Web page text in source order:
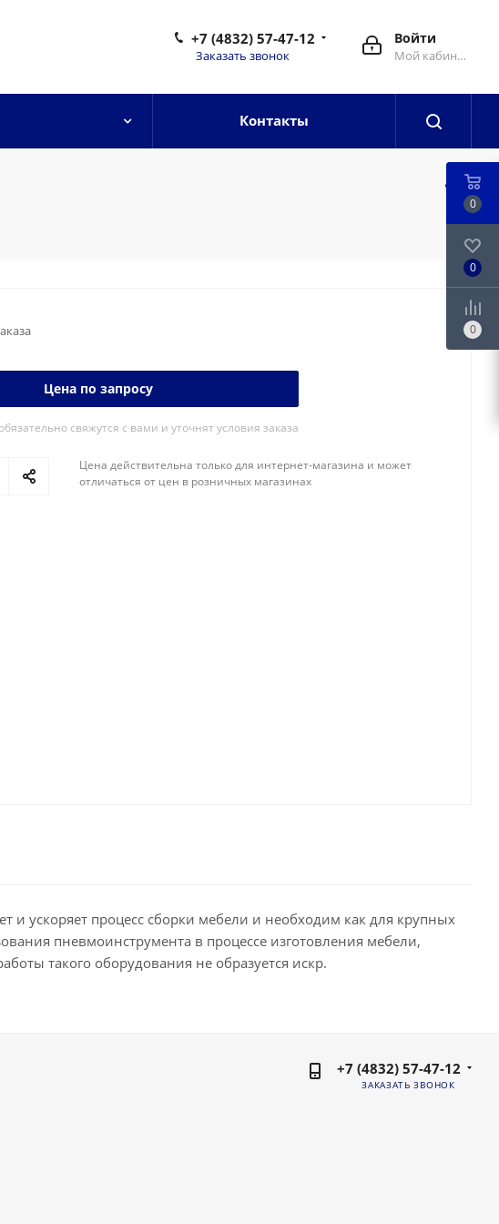
Войти
Мой кабинет
+7 (4832) 57-47-12
Заказать звонок
Контакты
Цена по запросу
свяжутся с вами и уточнят условия заказа
Цена действительна только для интернет-магазина и может
отличаться от цен в розничных магазинах
ускоряет процесс сборки мебели и необходим как для крупных
пневмоинструмента в процессе изготовления мебели,
такого оборудования не образуется искр.
+7 (4832) 57-47-12
ЗАКАЗАТЬ ЗВОНОК
0
0
0